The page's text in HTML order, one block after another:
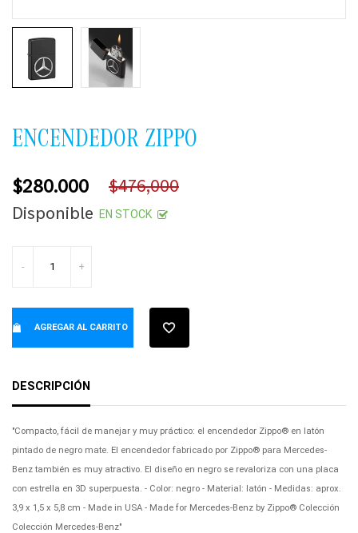
ENCENDEDOR ZIPPO
Precio
habitual
$280.000 $476,000
Disponible EN STOCK
- +
AGREGAR AL CARRITO
DESCRIPCIÓN
"Compacto, fácil de manejar y muy práctico: el encendedor Zippo® en latón
pintado de negro mate. El encendedor fabricado por Zippo® para Mercedes-
Benz también es muy atractivo. El diseño en negro se revaloriza con una placa
con estrella en 3D superpuesta. - Color: negro - Material: latón - Medidas: aprox.
3,9 x 1,5 x 5,8 cm - Made in USA - Made for Mercedes-Benz by Zippo® Colección
Colección Mercedes-Benz"